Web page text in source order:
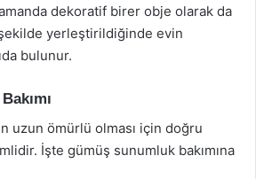
dekoratif birer obje olarak da
yerleştirildiğinde evin
bulunur.
uzun ömürlü olması için doğru
İşte gümüş sunumluk bakımına